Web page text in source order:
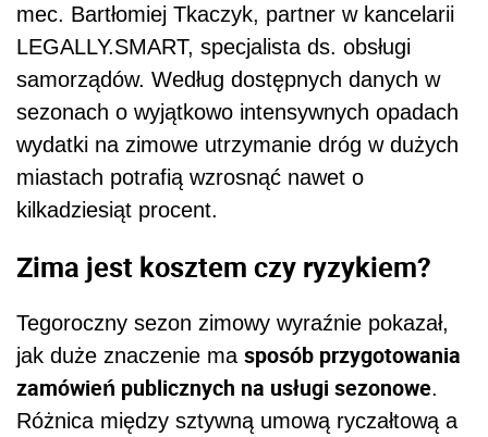
mec. Bartłomiej Tkaczyk, partner w kancelarii
LEGALLY.SMART, specjalista ds. obsługi
samorządów. Według dostępnych danych w
sezonach o wyjątkowo intensywnych opadach
wydatki na zimowe utrzymanie dróg w dużych
miastach potrafią wzrosnąć nawet o
kilkadziesiąt procent.
Zima jest kosztem czy ryzykiem?
Tegoroczny sezon zimowy wyraźnie pokazał,
jak duże znaczenie ma sposób przygotowania
zamówień publicznych na usługi sezonowe.
Różnica między sztywną umową ryczałtową a